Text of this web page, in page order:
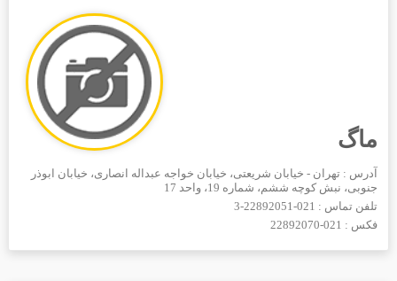
ماگ
آدرس : تهران - خیابان شریعتی، خیابان خواجه عبداله انصاری، خیابان ابوذر
جنوبی، نبش کوچه ششم، شماره 19، واحد 17
تلفن تماس : 021-22892051-3
فکس : 021-22892070